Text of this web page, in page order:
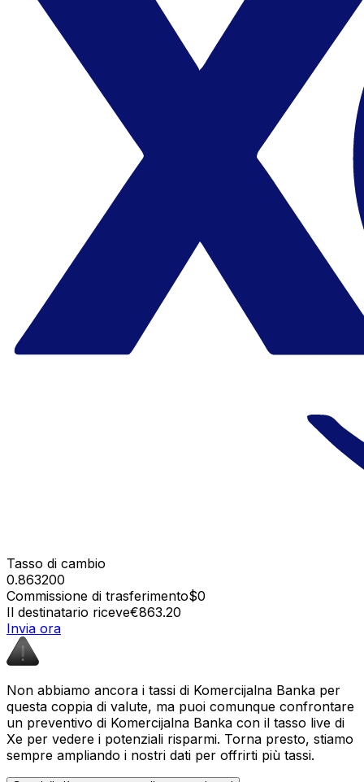
Tasso di cambio
0.863200
Commissione di trasferimento$0
Il destinatario riceve€863.20
Invia ora
Non abbiamo ancora i tassi di Komercijalna Banka per
questa coppia di valute, ma puoi comunque confrontare
un preventivo di Komercijalna Banka con il tasso live di
Xe per vedere i potenziali risparmi. Torna presto, stiamo
sempre ampliando i nostri dati per offrirti più tassi.